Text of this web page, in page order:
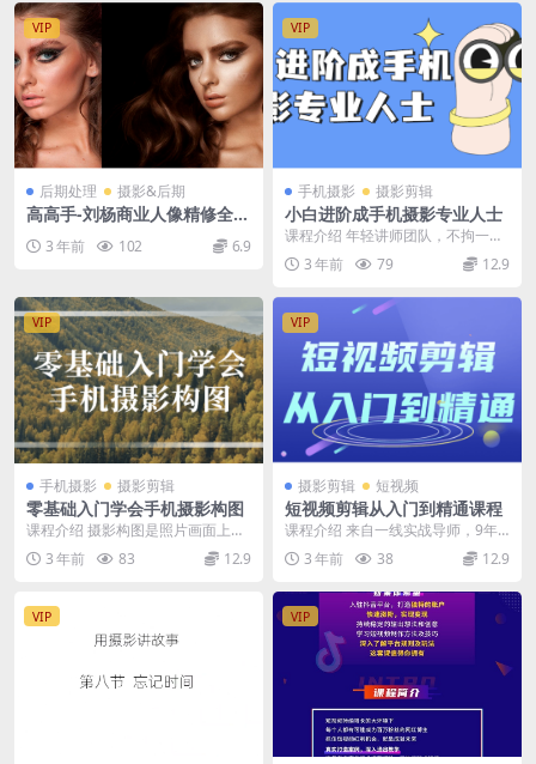
VIP
后期处理 摄影&后期
高高手-刘杨商业人像精修全能
3 年前 102 6.9
VIP
手机摄影 摄影剪辑
小白进阶成手机摄影专业人士
课程介绍 年轻讲师团队，不拘一格
的教学方式全新的教学理念，解决
碎片零散难拼凑知识...
3 年前 79 12.9
VIP
手机摄影 摄影剪辑
零基础入门学会手机摄影构图
课程介绍 摄影构图是照片画面上的
布局、结构。其具体含义是运用相
机镜头的成像特征和...
3 年前 83 12.9
VIP
摄影剪辑 短视频
短视频剪辑从入门到精通课程
课程介绍 来自一线实战导师，9年
运营实操经验，3年授课经验。抖音
视频图书带货天花...
3 年前 38 12.9
VIP VIP